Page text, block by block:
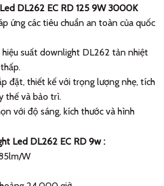
DL262 EC RD 125 9W 3000K
ứng các tiêu chuẩn an toàn của quốc
hiệu suất downlight DL262 tản nhiệt
đặt, thiết kế với trọng lượng nhẹ, tích
thế và bảo trì.
với độ sáng, kích thước và hình
Led DL262 EC RD 9w :
W